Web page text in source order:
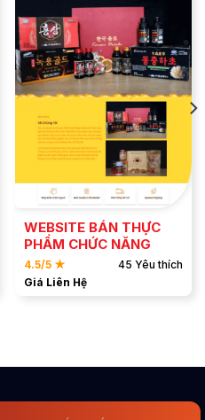
ĐẶT MẪU
XEM DEMO
WEBSITE BÁN THỰC
PHẨM CHỨC NĂNG
4.5/5 ★
45 Yêu thích
Giá Liên Hệ